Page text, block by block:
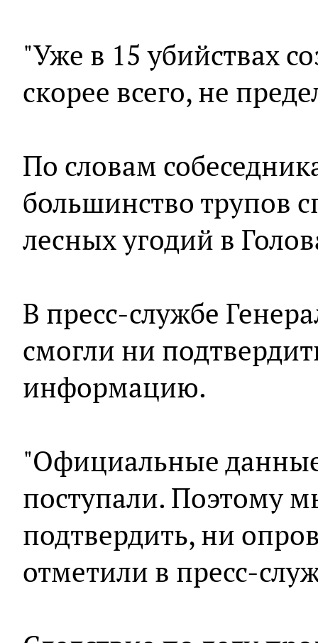
"Уже в 15 убийствах
скорее всего, не
По словам
большинство трупов
лесных угодий в
В пресс-службе
смогли ни
информацию.
"Официальные
поступали. Поэтому
подтвердить, ни
отметили в пресс-